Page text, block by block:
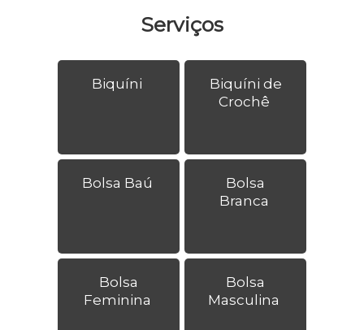
Serviços
Biquíni
Biquíni de
Crochê
Bolsa Baú
Bolsa
Branca
Bolsa
Feminina
Bolsa
Masculina